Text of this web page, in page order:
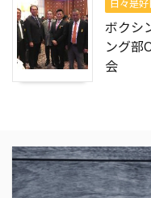
日々是好
ボクシ
ング部
会